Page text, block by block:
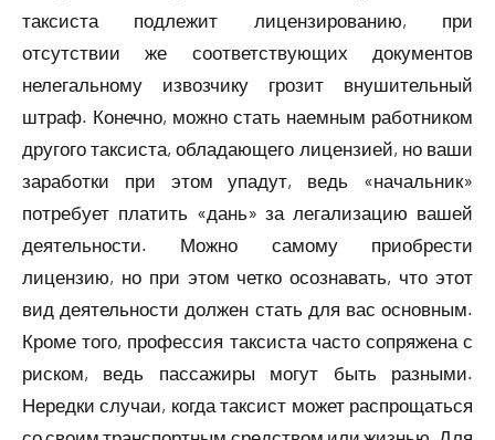
таксиста подлежит лицензированию, при
отсутствии же соответствующих документов
нелегальному извозчику грозит внушительный
штраф. Конечно, можно стать наемным работником
другого таксиста, обладающего лицензией, но ваши
заработки при этом упадут, ведь «начальник»
потребует платить «дань» за легализацию вашей
деятельности. Можно самому приобрести
лицензию, но при этом четко осознавать, что этот
вид деятельности должен стать для вас основным.
Кроме того, профессия таксиста часто сопряжена с
риском, ведь пассажиры могут быть разными.
Нередки случаи, когда таксист может распрощаться